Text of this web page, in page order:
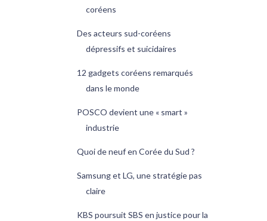
coréens
Des acteurs sud-coréens
dépressifs et suicidaires
12 gadgets coréens remarqués
dans le monde
POSCO devient une « smart »
industrie
Quoi de neuf en Corée du Sud ?
Samsung et LG, une stratégie pas
claire
KBS poursuit SBS en justice pour la